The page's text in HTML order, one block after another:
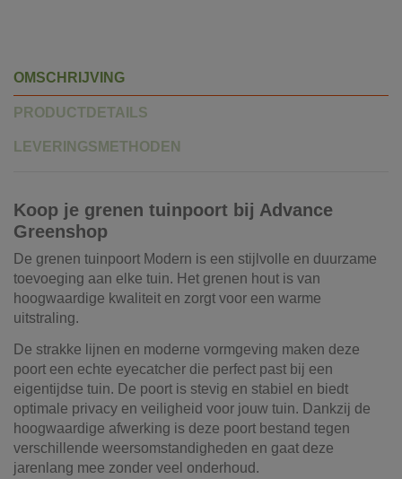
OMSCHRIJVING
PRODUCTDETAILS
LEVERINGSMETHODEN
Koop je grenen tuinpoort bij Advance
Greenshop
De grenen tuinpoort Modern is een stijlvolle en duurzame
toevoeging aan elke tuin. Het grenen hout is van
hoogwaardige kwaliteit en zorgt voor een warme
uitstraling.
De strakke lijnen en moderne vormgeving maken deze
poort een echte eyecatcher die perfect past bij een
eigentijdse tuin. De poort is stevig en stabiel en biedt
optimale privacy en veiligheid voor jouw tuin. Dankzij de
hoogwaardige afwerking is deze poort bestand tegen
verschillende weersomstandigheden en gaat deze
jarenlang mee zonder veel onderhoud.